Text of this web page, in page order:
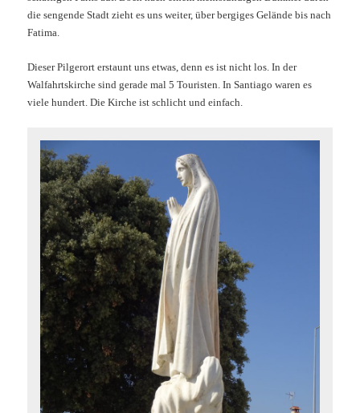
die sengende Stadt zieht es uns weiter, über bergiges Gelände bis nach
Fatima.
Dieser Pilgerort erstaunt uns etwas, denn es ist nicht los. In der
Walfahrtskirche sind gerade mal 5 Touristen. In Santiago waren es
viele hundert. Die Kirche ist schlicht und einfach.